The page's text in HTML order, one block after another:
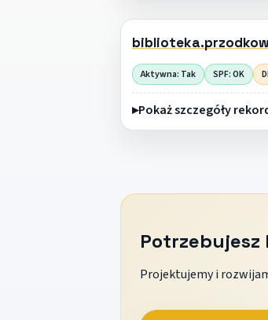
Aktywna: Tak SPF: OK
Pokaż szczegóły
Potrzebujesz
Projektujemy i